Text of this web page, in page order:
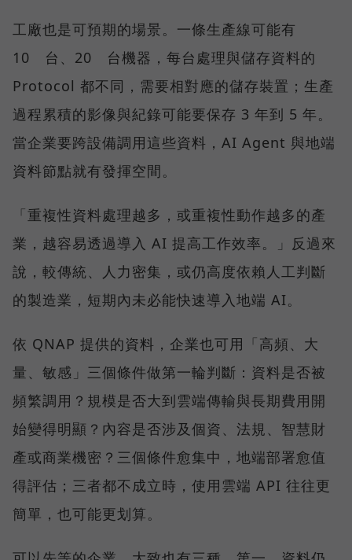
工廠也是可預期的場景。一條生產線可能有
10 台、20 台機器，每台處理與儲存資料的
Protocol 都不同，需要相對應的儲存裝置；生產
過程累積的影像與紀錄可能要保存 3 年到 5 年。
當企業要跨設備調用這些資料，AI Agent 與地端
資料節點就有發揮空間。
「重複性資料處理越多，或重複性動作越多的產
業，越容易透過導入 AI 提高工作效率。」反過來
說，較傳統、人力密集，或仍高度依賴人工判斷
的製造業，短期內未必能快速導入地端 AI。
依 QNAP 提供的資料，企業也可用「高頻、大
量、敏感」三個條件做第一輪判斷：資料是否被
頻繁調用？規模是否大到雲端傳輸與長期費用開
始變得明顯？內容是否涉及個資、法規、智慧財
產或商業機密？三個條件愈集中，地端部署愈值
得評估；三者都不成立時，使用雲端 API 往往更
簡單，也可能更划算。